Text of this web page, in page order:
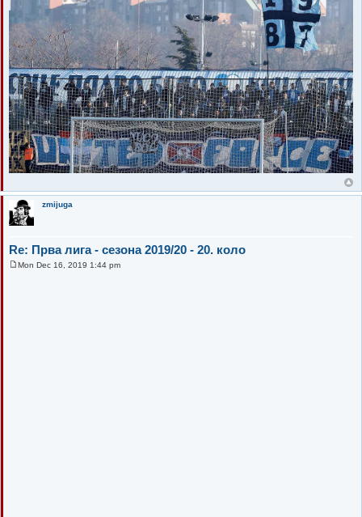
zmijuga
Re: Прва лига - сезона 2019/20 - 20. коло
Mon Dec 16, 2019 1:44 pm